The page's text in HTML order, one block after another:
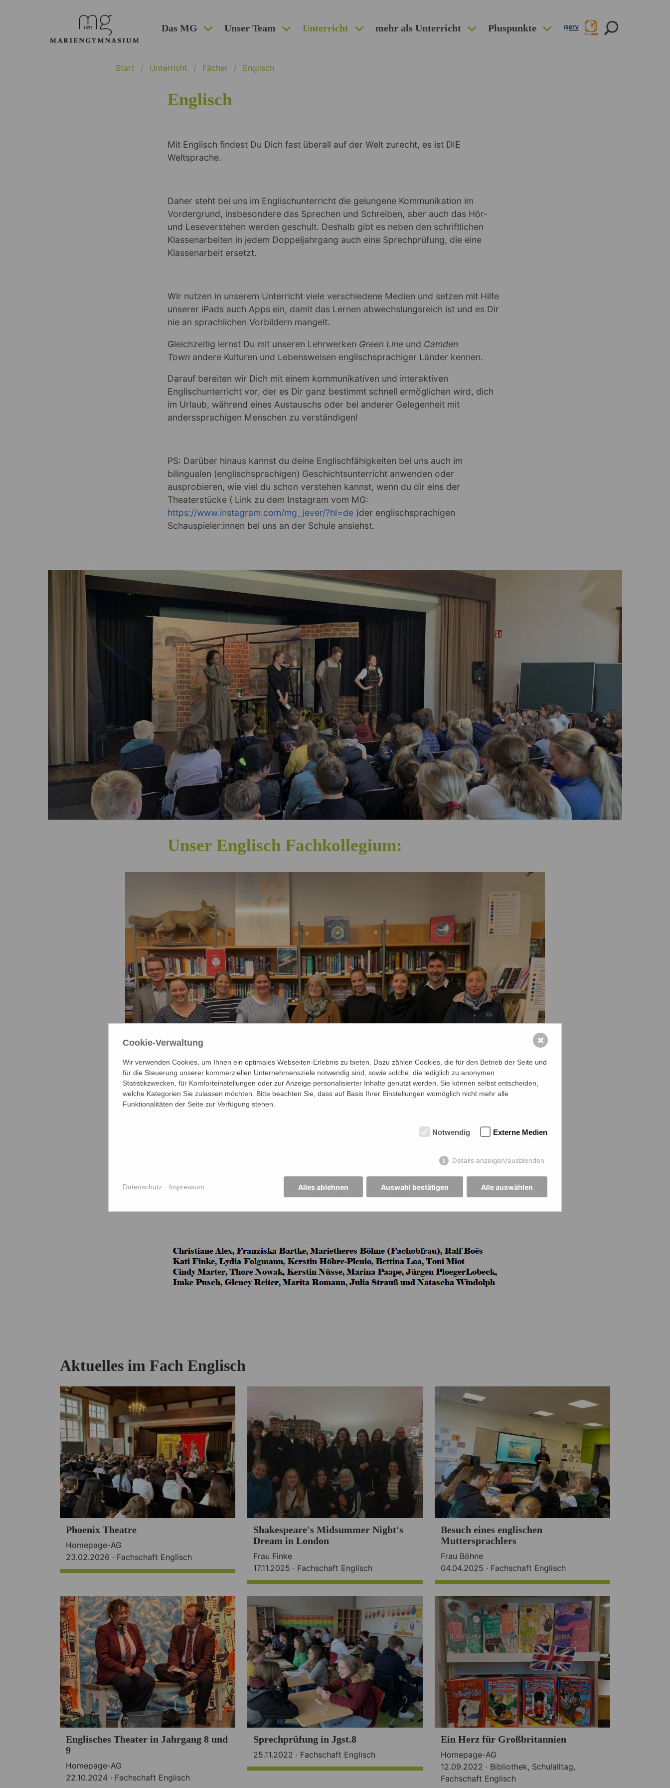
Das MG Unser Team Unterricht mehr als Unterricht Pluspunkte
Start Unterricht Fächer Englisch
Englisch
Mit Englisch findest Du Dich fast überall auf der Welt zurecht, es ist DIE
Weltsprache.
Daher steht bei uns im Englischunterricht die gelungene Kommunikation im
Vordergrund, insbesondere das Sprechen und Schreiben, aber auch das Hör-
und Leseverstehen werden geschult. Deshalb gibt es neben den schriftlichen
Klassenarbeiten in jedem Doppeljahrgang auch eine Sprechprüfung, die eine
Klassenarbeit ersetzt.
Wir nutzen in unserem Unterricht viele verschiedene Medien und setzen mit Hilfe
unserer iPads auch Apps ein, damit das Lernen abwechslungsreich ist und es Dir
nie an sprachlichen Vorbildern mangelt.
Gleichzeitig lernst Du mit unseren Lehrwerken Green Line und Camden
Town andere Kulturen und Lebensweisen englischsprachiger Länder kennen.
Darauf bereiten wir Dich mit einem kommunikativen und interaktiven
Englischunterricht vor, der es Dir ganz bestimmt schnell ermöglichen wird, dich
im Urlaub, während eines Austauschs oder bei anderer Gelegenheit mit
anderssprachigen Menschen zu verständigen!
PS: Darüber hinaus kannst du deine Englischfähigkeiten bei uns auch im
bilingualen (englischsprachigen) Geschichtsunterricht anwenden oder
ausprobieren, wie viel du schon verstehen kannst, wenn du dir eins der
Theaterstücke ( Link zu dem Instagram vom MG:
https://www.instagram.com/mg_jever/?hl=de )der englischsprachigen
Schauspieler:innen bei uns an der Schule ansiehst.
Unser Englisch Fachkollegium:
Aktuelles im Fach Englisch
Phoenix Theatre
Homepage-AG
23.02.2026 · Fachschaft Englisch
Shakespeare's Midsummer Night's
Dream in London
Frau Finke
17.11.2025 · Fachschaft Englisch
Besuch eines englischen
Muttersprachlers
Frau Böhne
04.04.2025 · Fachschaft Englisch
Englisches Theater in Jahrgang 8 und
9
Homepage-AG
22.10.2024 · Fachschaft Englisch
Sprechprüfung in Jgst.8
25.11.2022 · Fachschaft Englisch
Ein Herz für Großbritannien
Homepage-AG
12.09.2022 · Bibliothek, Schulalltag,
Fachschaft Englisch
Cookie-Verwaltung
Wir verwenden Cookies, um Ihnen ein optimales Webseiten-Erlebnis zu bieten. Dazu zählen Cookies, die für den Betrieb der Seite und
für die Steuerung unserer kommerziellen Unternehmensziele notwendig sind, sowie solche, die lediglich zu anonymen
Statistikzwecken, für Komforteinstellungen oder zur Anzeige personalisierter Inhalte genutzt werden. Sie können selbst entscheiden,
welche Kategorien Sie zulassen möchten. Bitte beachten Sie, dass auf Basis Ihrer Einstellungen womöglich nicht mehr alle
Funktionalitäten der Seite zur Verfügung stehen.
Notwendig Externe Medien
Details anzeigen/ausblenden
Alles ablehnen Auswahl bestätigen Alle auswählen
Datenschutz Impressum
✖